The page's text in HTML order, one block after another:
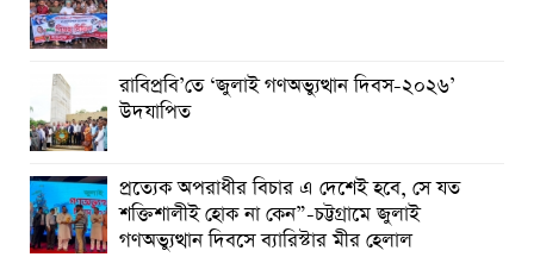
গণঅভ্যুত্থানের অর্জন আজ রাজনৈতিক মাফিয়া ও দুর্বৃত্তায়নের
খপ্পরে : আবু হাসান টিপু
রাঙামাটিতে “ফিরে দেখা রক্তঝরা জুলাই-আগস্ট প্রত্যাশা আর প্রাপ্তি
শীর্ষক “কথকতা” অনুষ্ঠান অনুষ্ঠিত
ছুটির রাতে খোলা ভূমি অফিস, ভেতরে তহশিলদার
রাবিপ্রবি’তে ‘জুলাই গণঅভ্যুত্থান দিবস-২০২৬’
উদযাপিত
প্রত্যেক অপরাধীর বিচার এ দেশেই হবে, সে যত
শক্তিশালীই হোক না কেন”-চট্টগ্রামে জুলাই
গণঅভ্যুত্থান দিবসে ব্যারিস্টার মীর হেলাল